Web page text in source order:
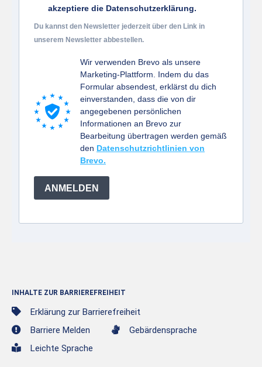
akzeptiere die Datenschutzerklärung.
Du kannst den Newsletter jederzeit über den Link in
unserem Newsletter abbestellen.
Wir verwenden Brevo als unsere
Marketing-Plattform. Indem du das
Formular absendest, erklärst du dich
einverstanden, dass die von dir
angegebenen persönlichen
Informationen an Brevo zur
Bearbeitung übertragen werden gemäß
den Datenschutzrichtlinien von
Brevo.
ANMELDEN
INHALTE ZUR BARRIEREFREIHEIT
Erklärung zur Barrierefreiheit
Barriere Melden
Gebärdensprache
Leichte Sprache